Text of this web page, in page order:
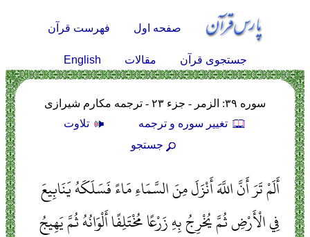
صفحه اول فهرست قرآن
جستجوی قرآن مقالات English
سوره ۳۹: الزمر - جزء ۲۳ - ترجمه مکارم شیرازی
تغيير سوره و ترجمه
تلاوت
جستجو
أَلَمْ تَرَ أَنَّ اللَّهَ أَنْزَلَ مِنَ السَّمَاءِ مَاءً فَسَلَكَهُ يَنَابِيعَ
فِي الْأَرْضِ ثُمَّ يُخْرِجُ بِهِ زَرْعًا مُخْتَلِفًا أَلْوَانُهُ ثُمَّ يَهِيجُ